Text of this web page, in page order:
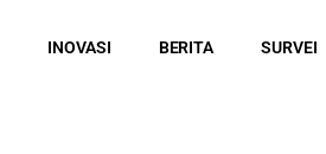
INOVASI BERITA SURVEI